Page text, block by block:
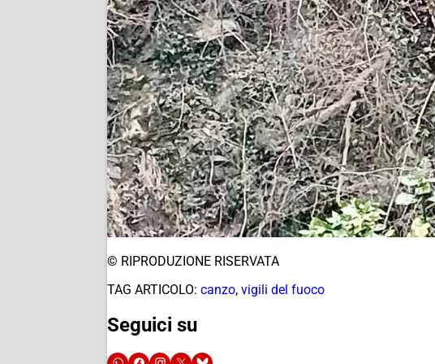
© RIPRODUZIONE RISERVATA
TAG ARTICOLO: canzo, vigili del fuoco
Seguici su